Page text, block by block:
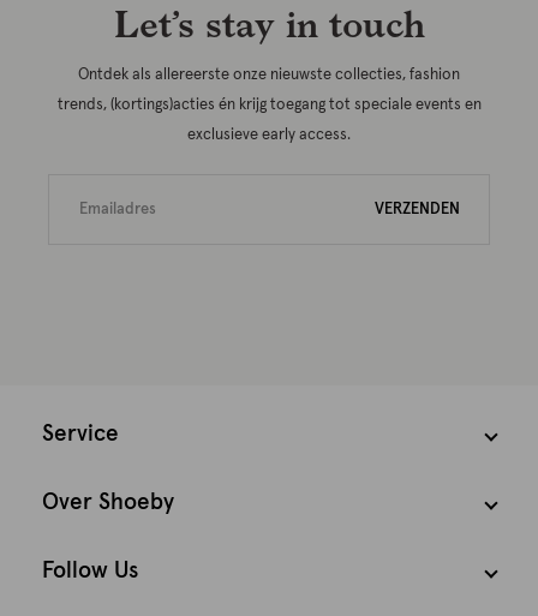
Let’s stay in touch
Ontdek als allereerste onze nieuwste collecties, fashion
trends, (kortings)acties én krijg toegang tot speciale events en
exclusieve early access.
VERZENDEN
Service
Over Shoeby
Follow Us